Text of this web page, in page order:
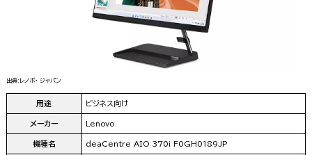
出典:レノボ・ ジャパン
用途 ビジネス向け
メーカー Lenovo
機種名 deaCentre AIO 370i F0GH0189JP